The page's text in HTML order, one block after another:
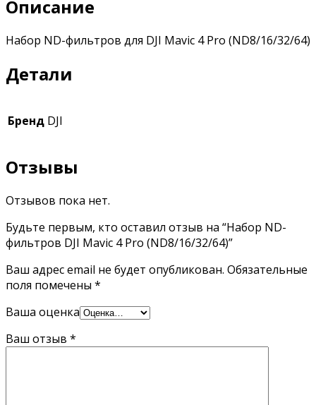
Описание
Набор ND-фильтров для DJI Mavic 4 Pro (ND8/16/32/64)
Детали
Бренд DJI
Отзывы
Отзывов пока нет.
Будьте первым, кто оставил отзыв на “Набор ND-
фильтров DJI Mavic 4 Pro (ND8/16/32/64)”
Ваш адрес email не будет опубликован. Обязательные
поля помечены *
Ваша оценка
Ваш отзыв *